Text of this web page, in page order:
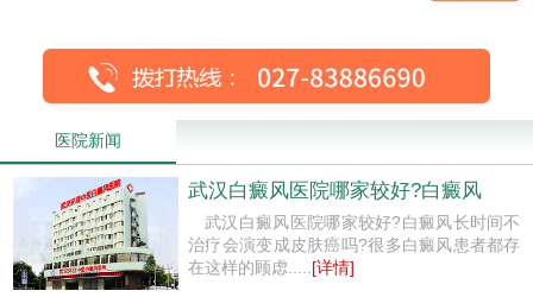
医院新闻
武汉白癜风医院哪家较好?白癜风
武汉白癜风医院哪家较好?白癜风长时间不
治疗会演变成皮肤癌吗?很多白癜风患者都存
在这样的顾虑..... [详情]